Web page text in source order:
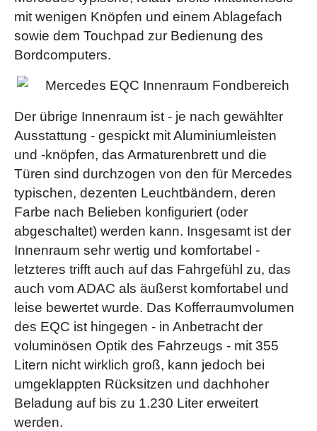
KEYLESS-GO Start-Funktion
Klimatisierungsautomatik THERMATIC - (mit 2
Klimazonen. Individuellen Klimakomfort auf den vorderen
mit 2 Klimazonen: Fahrer und Beifahrer können die
Temperatur separat für ihre Seite einstellen. Diese wird
dank der Klimatisierungsautomatik und dem feinfühligen
Sensorsystem konstant gehalten – ganz ohne manuelles
Nachregulieren)
Kommunikationsmodul(LTE) für die Nutzung von
Mercedes me connect Diensten
MULTIBEAM LED- (Die adaptiven MULTIBEAM
LED Scheinwerfer reagieren mit einzeln steuerbaren LEDs
auf die Verkehrssituation. Das Teilfernlicht spart andere
Verkehrsteilnehmer aus, ohne
diese zu blenden. Auch Abbiege- und Kurvenlicht leuchten
das Sichtfeld optimal aus)
MBUX Multimediasystem
Reifendruckkontrolle
TIREFIT- (mit Reifenfüllkompressor. Schäden durch
eingefahrene Nägel oder Scherben dichtet das per
Luftkompressor eingeblasene Dichtmittel ab. Somit können
Bestandteile: Einstiegsleisten mit baureihenspezifischem
Schriftzug, beleuchtet)(nur für die AMG Line orderbar)
Anhängevorrichtung mit ESP®
Anhängerstabilisierung
Beifahrersitz elektrisch einstellbar mit Memory-
EASY-PACK Laderaumabdeckung -
(herausnehmbar. Schützen Sie Ihr Gepäck vor Sonne und
neugierigen Blicken: Die EASY-PACK
Laderaumabdeckung besteht aus einem Rollo, das hinter
den Fondsitzen angebracht wird. Dieses können Sie
jederzeit entfernen und in dem vorgesehenen Fach unter
dem Ladeboden verstauen)(bei der AMG Line Serie)
Fahrersitz elektrisch einstellbar mit Memory-
Funktion
Head-up-Display
sorgt für eine umfassendere direkte und indirekte
Beleuchtung. Die zusätzlichen Licht-Elemente schaffen
eine angenehme Stimmung und erleichtern die
Bedienung. Bestandteile: Fußraumleuchten vorn; LED-
Leuchte im Ablagefach der Mittelkonsole;
mit wenigen Knöpfen und einem Ablagefach
sowie dem Touchpad zur Bedienung des
Bordcomputers.
Der übrige Innenraum ist - je nach gewählter
Ausstattung - gespickt mit Aluminiumleisten
und -knöpfen, das Armaturenbrett und die
Türen sind durchzogen von den für Mercedes
typischen, dezenten Leuchtbändern, deren
Farbe nach Belieben konfiguriert (oder
abgeschaltet) werden kann. Insgesamt ist der
Innenraum sehr wertig und komfortabel -
letzteres trifft auch auf das Fahrgefühl zu, das
auch vom ADAC als äußerst komfortabel und
leise bewertet wurde. Das Kofferraumvolumen
des EQC ist hingegen - in Anbetracht der
voluminösen Optik des Fahrzeugs - mit 355
Litern nicht wirklich groß, kann jedoch bei
umgeklappten Rücksitzen und dachhoher
Beladung auf bis zu 1.230 Liter erweitert
werden.